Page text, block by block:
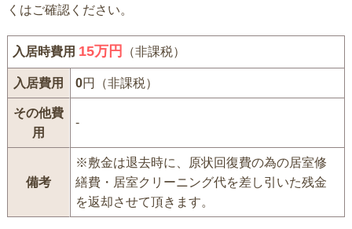
くはご確認ください。
入居時費用 15万円 （非課税）
入居費用 0円（非課税）
その他費
用
-
備考
※敷金は退去時に、原状回復費の為の居室修
繕費・居室クリーニング代を差し引いた残金
を返却させて頂きます。